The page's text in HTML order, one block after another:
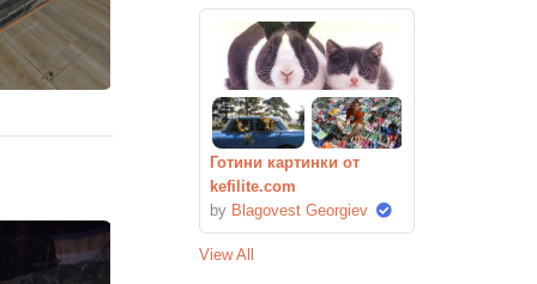
Готини картинки от
kefilite.com
by Blagovest Georgiev
View All